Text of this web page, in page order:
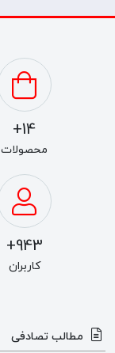
14+
محصولات
943+
کاربران
مطالب تصادفی